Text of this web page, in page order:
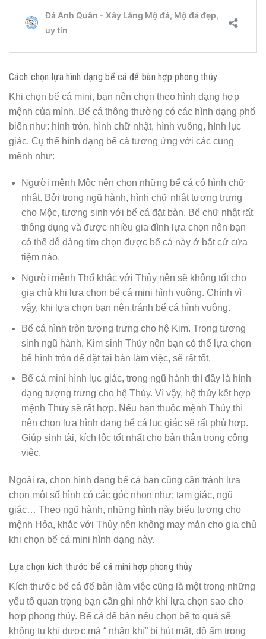
Cách chọn lựa hình dạng bể cá để bàn hợp phong thủy
Khi chọn bể cá mini, bạn nên chọn theo hình dạng hợp
mệnh của mình. Bể cá thông thường có các hình dạng phổ
biến như: hình tròn, hình chữ nhật, hình vuông, hình lục
giác. Cụ thể hình dạng bể cá tương ứng với các cung
mệnh như:
Người mệnh Mộc nên chọn những bể cá có hình chữ
nhật. Bởi trong ngũ hành, hình chữ nhật tượng trưng
cho Mộc, tương sinh với bể cá đặt bàn. Bể chữ nhật rất
thông dụng và được nhiều gia đình lựa chọn nên bạn
có thể dễ dàng tìm chọn được bể cá này ở bất cứ cửa
tiệm nào.
Người mệnh Thổ khắc với Thủy nên sẽ không tốt cho
gia chủ khi lựa chọn bể cá mini hình vuông. Chính vì
vậy, khi lựa chọn bạn nên tránh bể cá hình vuông.
Bể cá hình tròn tượng trưng cho hệ Kim. Trong tương
sinh ngũ hành, Kim sinh Thủy nên bạn có thể lựa chọn
bể hình tròn để đặt tại bàn làm việc, sẽ rất tốt.
Bể cá mini hình lục giác, trong ngũ hành thì đây là hình
dạng tượng trưng cho hệ Thủy. Vì vậy, hệ thủy kết hợp
mệnh Thủy sẽ rất hợp. Nếu bạn thuộc mệnh Thủy thì
nên chọn lựa hình dạng bể cá lục giác sẽ rất phù hợp.
Giúp sinh tài, kích lộc tốt nhất cho bản thân trong công
việc.
Ngoài ra, chọn hình dạng bể cá bạn cũng cần tránh lựa
chọn một số hình có các góc nhọn như: tam giác, ngũ
giác… Theo ngũ hành, những hình này biểu tượng cho
mệnh Hỏa, khắc với Thủy nên không may mắn cho gia chủ
khi chọn bể cá mini hình dạng này.
Lựa chọn kích thước bể cá mini hợp phong thủy
Kích thước bể cá để bàn làm việc cũng là một trong những
yếu tố quan trọng bạn cần ghi nhớ khi lựa chọn sao cho
hợp phong thủy. Bể cá để bàn nếu chọn bể to quá sẽ
không tụ khí được mà “ nhân khí” bị hút mất, độ ẩm trong